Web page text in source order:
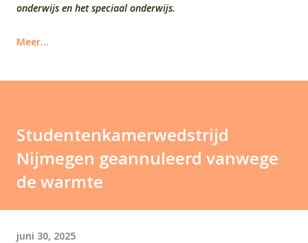
onderwijs en het speciaal onderwijs.
Meer…
Studentenkamerwedstrijd
Nijmegen geannuleerd vanwege
de warmte
juni 30, 2025